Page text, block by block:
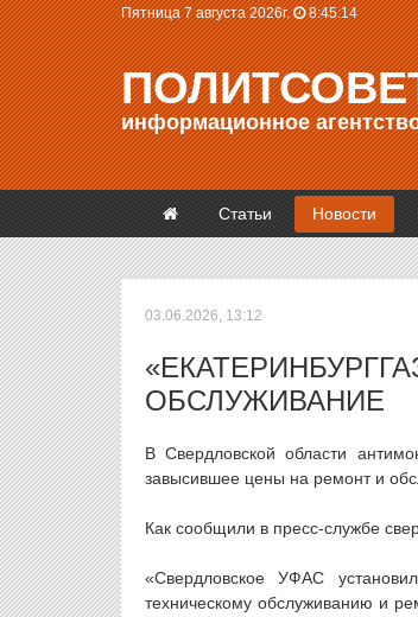
Пятница 7 августа 2026г. 8:45:14
информационное
Статьи Новости
03.06.2026, 13:12
ОБСЛУЖИВАНИЕ
В Свердловской области
завысившее цены на ремонт и
Как сообщили в пресс-службе
«Свердловское УФАС
техническому обслуживанию и